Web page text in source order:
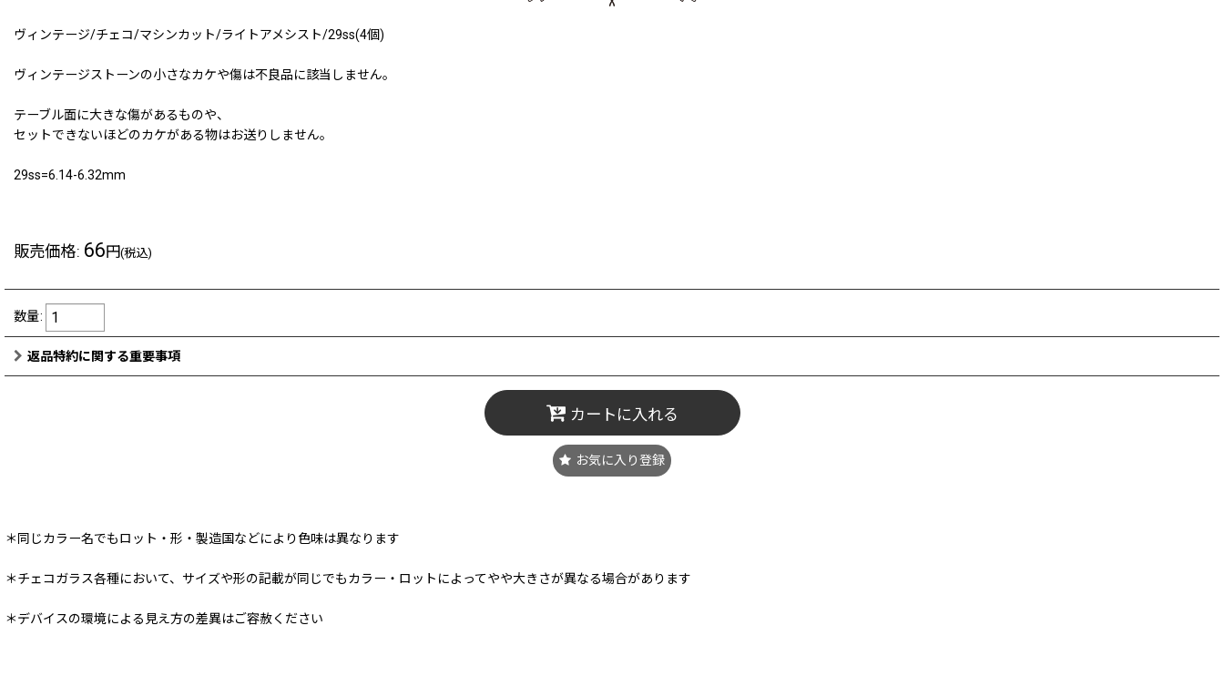
ヴィンテージ/チェコ/マシンカット/ライトアメシスト/29ss(4個)
ヴィンテージストーンの小さなカケや傷は不良品に該当しません。
テーブル面に大きな傷があるものや、
セットできないほどのカケがある物はお送りしません。
29ss=6.14-6.32mm
販売価格: 66円(税込)
数量:
返品特約に関する重要事項
カートに入れる
お気に入り登録
＊同じカラー名でもロット・形・製造国などにより色味は異なります
＊チェコガラス各種において、サイズや形の記載が同じでもカラー・ロットによってやや大きさが異なる場合があります
＊デバイスの環境による見え方の差異はご容赦ください